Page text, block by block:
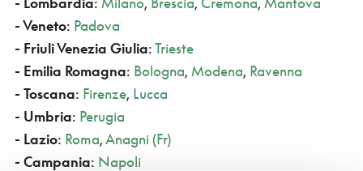
- Veneto: Padova
- Friuli Venezia Giulia:Trieste
- Emilia Romagna: Bologna, Modena, Ravenna
- Toscana: Firenze, Lucca
- Umbria: Perugia
- Lazio: Roma,Anagni (Fr)
- Campania: Napoli